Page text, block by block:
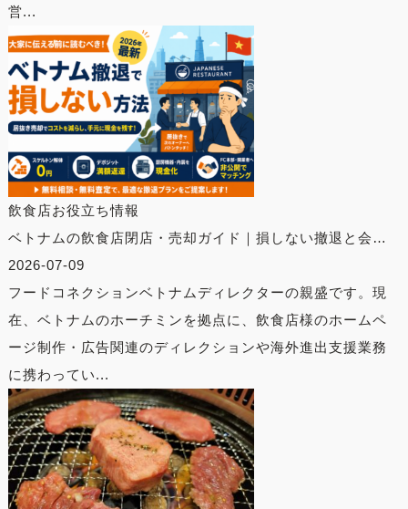
営...
飲食店お役立ち情報
ベトナムの飲食店閉店・売却ガイド｜損しない撤退と会…
2026-07-09
フードコネクションベトナムディレクターの親盛です。現
在、ベトナムのホーチミンを拠点に、飲食店様のホームペ
ージ制作・広告関連のディレクションや海外進出支援業務
に携わってい...